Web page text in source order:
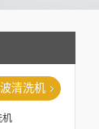
清洗机
机